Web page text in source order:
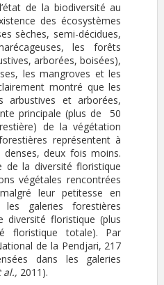
de la biodiversité au
des écosystèmes
sèches, semi-décidues,
les forêts
arborées, boisées),
les mangroves et les
montré que les
arbustives et arborées,
principale (plus de 50
de la végétation
représentent à
deux fois moins.
de la diversité floristique
végétales rencontrées
leur petitesse en
galeries forestières
diversité floristique (plus
floristique totale). Par
de la Pendjari, 217
dans les galeries
al., 2011).